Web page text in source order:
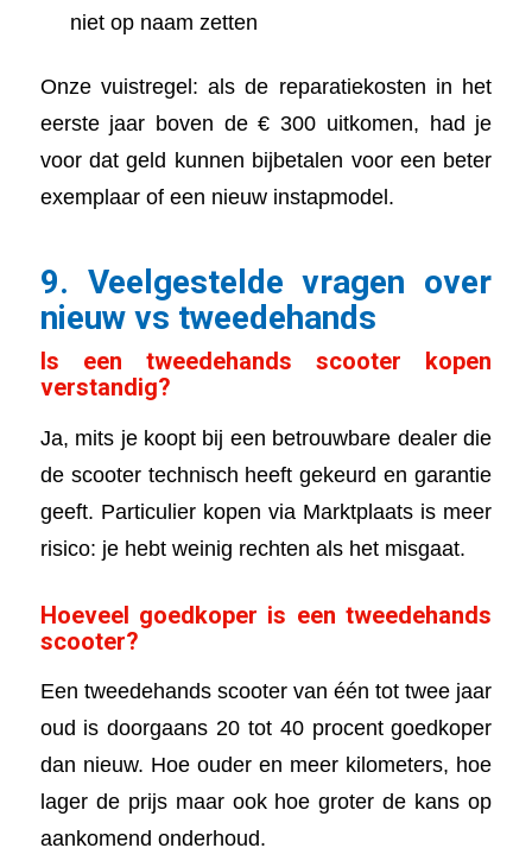
niet op naam zetten
Onze vuistregel: als de reparatiekosten in het
eerste jaar boven de € 300 uitkomen, had je
voor dat geld kunnen bijbetalen voor een beter
exemplaar of een nieuw instapmodel.
9. Veelgestelde vragen over
nieuw vs tweedehands
Is een tweedehands scooter kopen
verstandig?
Ja, mits je koopt bij een betrouwbare dealer die
de scooter technisch heeft gekeurd en garantie
geeft. Particulier kopen via Marktplaats is meer
risico: je hebt weinig rechten als het misgaat.
Hoeveel goedkoper is een tweedehands
scooter?
Een tweedehands scooter van één tot twee jaar
oud is doorgaans 20 tot 40 procent goedkoper
dan nieuw. Hoe ouder en meer kilometers, hoe
lager de prijs maar ook hoe groter de kans op
aankomend onderhoud.